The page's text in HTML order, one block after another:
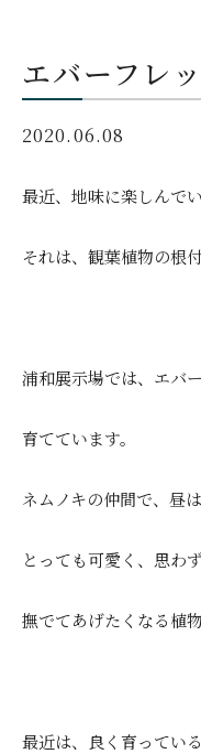
エバーフレ
2020.06.08
最近、地味に楽しんで
それは、観葉植物の根付
浦和展示場では、エバ
育てています。
ネムノキの仲間で、昼
とっても可愛く、思わ
撫でてあげたくなる植物
最近は、良く育っている